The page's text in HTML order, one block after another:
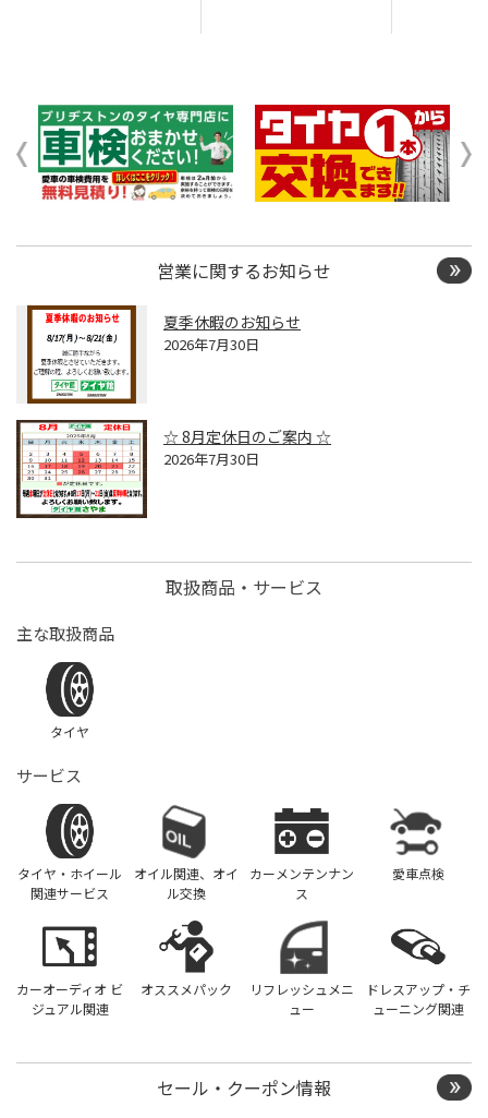
営業に関するお知らせ
夏季休暇のお知らせ
2026年7月30日
☆ 8月定休日のご案内 ☆
2026年7月30日
取扱商品・サービス
主な取扱商品
タイヤ
サービス
タイヤ・ホイール
関連サービス
オイル関連、オイ
ル交換
カーメンテンナン
ス
愛車点検
カーオーディオ ビ
ジュアル関連
オススメパック
リフレッシュメニ
ュー
ドレスアップ・チ
ューニング関連
セール・クーポン情報